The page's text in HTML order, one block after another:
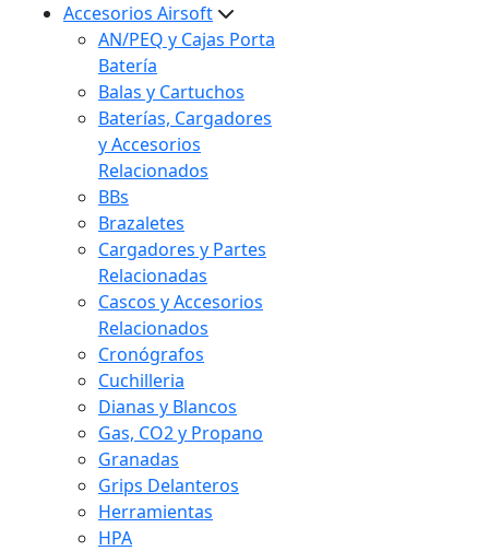
Accesorios Airsoft
AN/PEQ y Cajas Porta
Batería
Balas y Cartuchos
Baterías, Cargadores
y Accesorios
Relacionados
BBs
Brazaletes
Cargadores y Partes
Relacionadas
Cascos y Accesorios
Relacionados
Cronógrafos
Cuchilleria
Dianas y Blancos
Gas, CO2 y Propano
Granadas
Grips Delanteros
Herramientas
HPA